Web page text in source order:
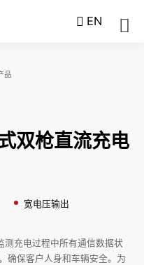
EN
品
双枪直流充电
宽电压输出
测充电过程中所有通信数据状
确保客户人身和车辆安全。为